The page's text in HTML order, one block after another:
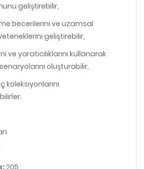
geliştirebilir,
becerilerini ve uzamsal
geliştirebilir,
ve yaratıcılıklarını kullanarak
oluşturabilir,
koleksiyonlarını
205